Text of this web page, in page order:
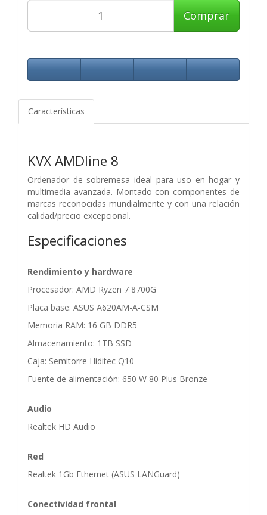
Comprar
Características
KVX AMDline 8
Ordenador de sobremesa ideal para uso en hogar y
multimedia avanzada. Montado con componentes de
marcas reconocidas mundialmente y con una relación
calidad/precio excepcional.
Especificaciones
Rendimiento y hardware
Procesador: AMD Ryzen 7 8700G
Placa base: ASUS A620AM-A-CSM
Memoria RAM: 16 GB DDR5
Almacenamiento: 1TB SSD
Caja: Semitorre Hiditec Q10
Fuente de alimentación: 650 W 80 Plus Bronze
Audio
Realtek HD Audio
Red
Realtek 1Gb Ethernet (ASUS LANGuard)
Conectividad frontal